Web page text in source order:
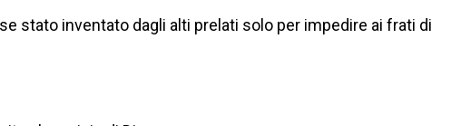
stato inventato dagli alti prelati solo per impedire ai frati di